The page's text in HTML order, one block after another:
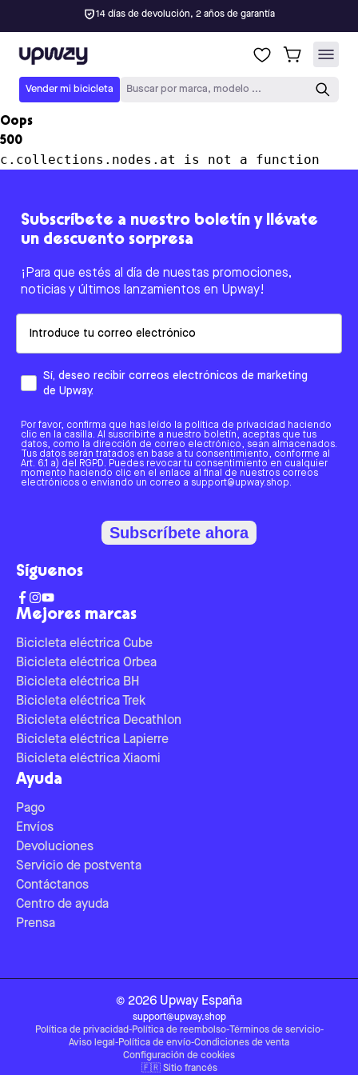
14 días de devolución, 2 años de garantía
Upway
Vender mi bicicleta Buscar por marca, modelo ...
Oops
500
c.collections.nodes.at is not a function
Mejores marcas
Bicicleta eléctrica Cube
Bicicleta eléctrica Orbea
Bicicleta eléctrica BH
Bicicleta eléctrica Trek
Bicicleta eléctrica Decathlon
Bicicleta eléctrica Lapierre
Bicicleta eléctrica Xiaomi
Ayuda
Pago
Envíos
Devoluciones
Servicio de postventa
Contáctanos
Centro de ayuda
Prensa
Subscríbete a nuestro boletín y llévate
un descuento sorpresa
¡Para que estés al día de nuestas promociones,
noticias y últimos lanzamientos en Upway!
Sí, deseo recibir correos electrónicos de marketing
de Upway.
Por favor, confirma que has leído la política de privacidad haciendo
clic en la casilla. Al suscribirte a nuestro boletín, aceptas que tus
datos, como la dirección de correo electrónico, sean almacenados.
Tus datos serán tratados en base a tu consentimiento, conforme al
Art. 6.1 a) del RGPD. Puedes revocar tu consentimiento en cualquier
momento haciendo clic en el enlace al final de nuestros correos
electrónicos o enviando un correo a support@upway.shop.
Subscríbete ahora
Síguenos
© 2026 Upway España
support@upway.shop
Política de privacidad-Política de reembolso-Términos de servicio-
Aviso legal -Política de envío-Condiciones de venta
Configuración de cookies
🇫🇷 Sitio francés